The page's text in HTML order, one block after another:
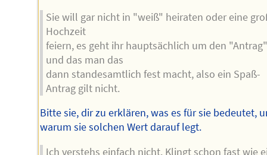
Sie will gar nicht in "weiß" heiraten oder eine
Hochzeit
feiern, es geht ihr hauptsächlich um den "Antrag"
und das man das
dann standesamtlich fest macht, also ein Spaß-
Antrag gilt nicht.
Bitte sie, dir zu erklären, was es für sie bedeutet,
warum sie solchen Wert darauf legt.
Ich verstehs einfach nicht. Klingt schon fast wie